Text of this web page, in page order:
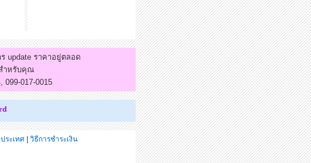
update ราคาอยู่ตลอด
ำหรับคุณ
017-0015
ระเทศ วิธีการชำระเงิน